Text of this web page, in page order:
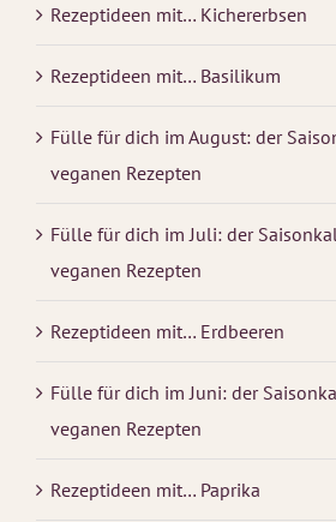
Rezeptideen mit… Kichererbsen
Rezeptideen mit… Basilikum
Fülle für dich im August: der
veganen Rezepten
Fülle für dich im Juli: der
veganen Rezepten
Rezeptideen mit… Erdbeeren
Fülle für dich im Juni: der
veganen Rezepten
Rezeptideen mit… Paprika